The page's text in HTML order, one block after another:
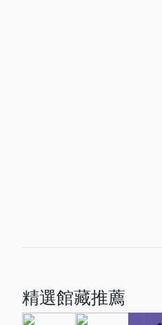
精選館藏推薦